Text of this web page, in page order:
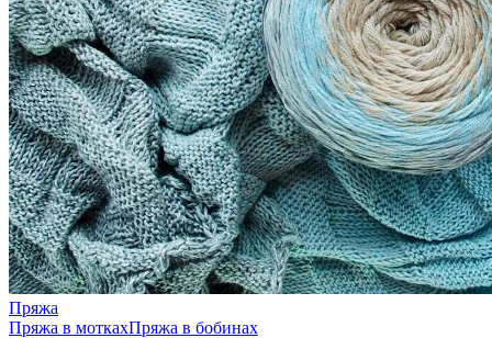
Пряжа
Пряжа в моткахПряжа в бобинах